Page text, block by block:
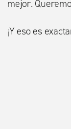
mejor.
¡Y eso es